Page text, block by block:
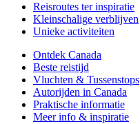
Reisroutes ter inspiratie
Kleinschalige verblijven
Unieke activiteiten
Ontdek Canada
Beste reistijd
Vluchten & Tussenstops
Autorijden in Canada
Praktische informatie
Meer info & inspiratie